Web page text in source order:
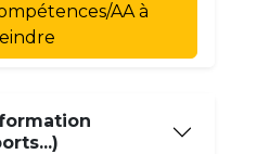
AA à